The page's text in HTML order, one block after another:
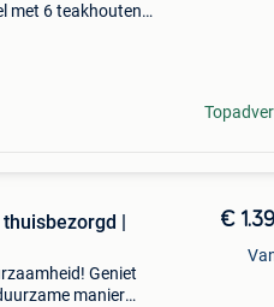
met 6 teakhouten
|
Geniet
manier
€